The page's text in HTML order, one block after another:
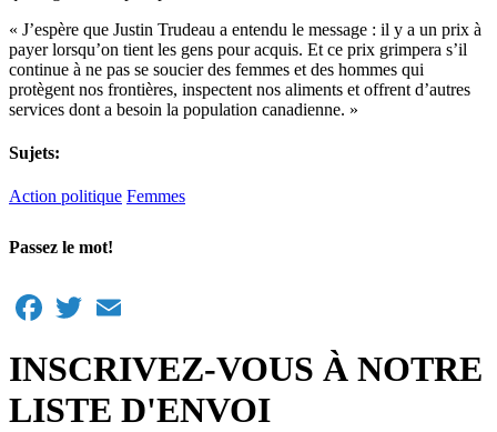
« J’espère que Justin Trudeau a entendu le message : il y a un prix à
payer lorsqu’on tient les gens pour acquis. Et ce prix grimpera s’il
continue à ne pas se soucier des femmes et des hommes qui
protègent nos frontières, inspectent nos aliments et offrent d’autres
services dont a besoin la population canadienne. »
Sujets:
Action politique Femmes
Passez le mot!
Facebook
Twitter
INSCRIVEZ-VOUS À NOTRE
LISTE D'ENVOI